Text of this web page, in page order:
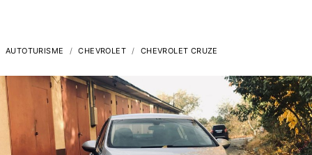
AUTOTURISME CHEVROLET CHEVROLET CRUZE